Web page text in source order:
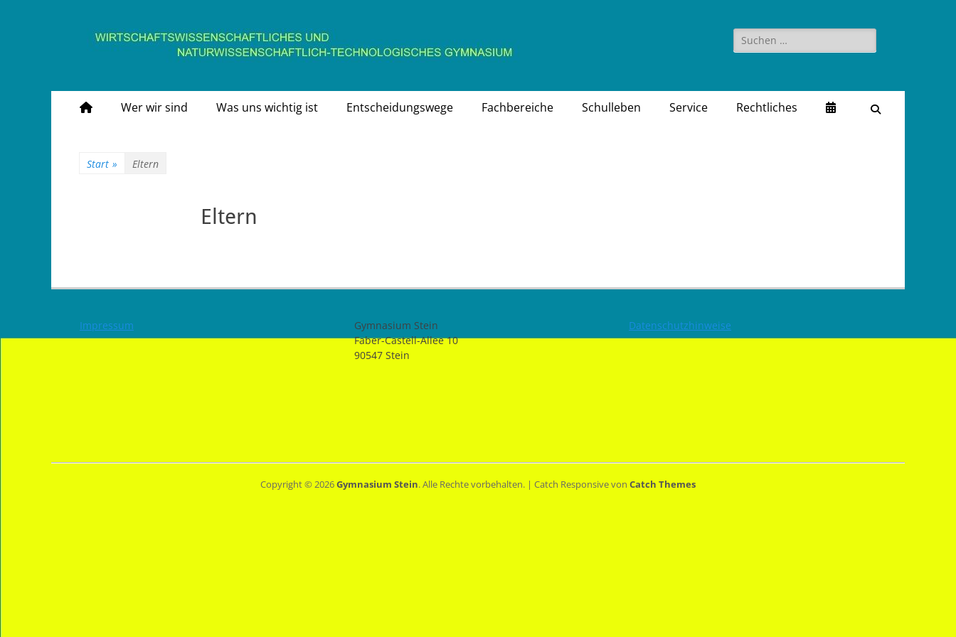
Gymnasium Stein
wirtschaftswissenschaftliches und naturwissenschaftlich-technologisches Gymnasium
Suchen
nach:
Primäres
Zum
Inhalt
Wer wir sind Was uns wichtig ist Entscheidungswege Fachbereiche Schulleben Service Rechtliches
Start » Eltern
Eltern
Impressum
Gymnasium Stein
Faber-Castell-Allee 10
90547 Stein
Datenschutzhinweise
Copyright © 2026Gymnasium Stein. Alle Rechte vorbehalten. | Catch Responsive von Catch Themes